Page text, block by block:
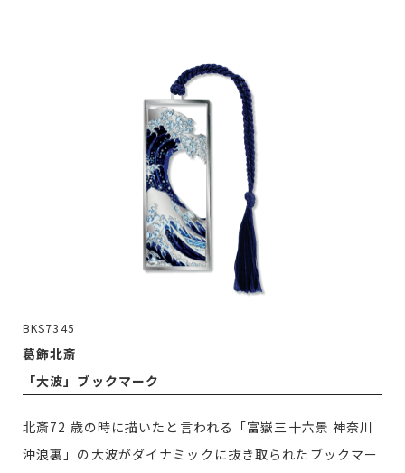
BKS7345
葛飾北斎
「大波」ブックマーク
北斎72 歳の時に描いたと言われる「富嶽三十六景 神奈川
沖浪裏」の大波がダイナミックに抜き取られたブックマー